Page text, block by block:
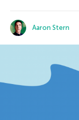
Aaron Stern